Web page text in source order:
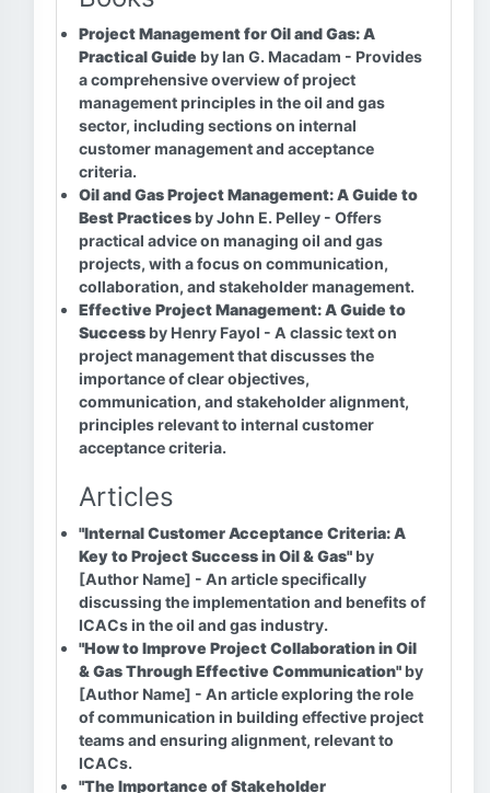
Project Management for Oil and Gas: A
Practical Guide by Ian G. Macadam - Provides
a comprehensive overview of project
management principles in the oil and gas
sector, including sections on internal
customer management and acceptance
criteria.
Oil and Gas Project Management: A Guide to
Best Practices by John E. Pelley - Offers
practical advice on managing oil and gas
projects, with a focus on communication,
collaboration, and stakeholder management.
Effective Project Management: A Guide to
Success by Henry Fayol - A classic text on
project management that discusses the
importance of clear objectives,
communication, and stakeholder alignment,
principles relevant to internal customer
acceptance criteria.
Articles
"Internal Customer Acceptance Criteria: A
Key to Project Success in Oil & Gas" by
[Author Name] - An article specifically
discussing the implementation and benefits of
ICACs in the oil and gas industry.
"How to Improve Project Collaboration in Oil
& Gas Through Effective Communication" by
[Author Name] - An article exploring the role
of communication in building effective project
teams and ensuring alignment, relevant to
ICACs.
"The Importance of Stakeholder